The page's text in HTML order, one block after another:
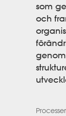
som
och